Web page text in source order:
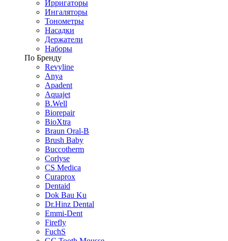
Ирригаторы
Ингаляторы
Тонометры
Насадки
Держатели
Наборы
По Бренду
Revyline
Anya
Apadent
Aquajet
B.Well
Biorepair
BioXtra
Braun Oral-B
Brush Baby
Buccotherm
Corlyse
CS Medica
Curaprox
Dentaid
Dok Bau Ku
Dr.Hinz Dental
Emmi-Dent
Firefly
FuchS